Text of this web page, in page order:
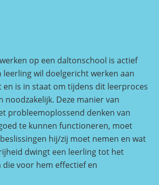
op een daltonschool is actief
leerling wil doelgericht werken aan
en is in staat om tijdens dit leerproces
noodzakelijk. Deze manier van
probleemoplossend denken van
te kunnen functioneren, moet
hij/zij moet nemen en wat
dwingt een leerling tot het
die voor hem effectief en